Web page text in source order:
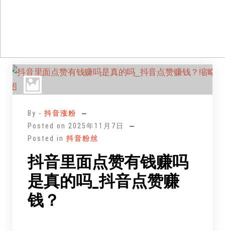
By - 抖音涨粉
Posted on 2025年11月7日
Posted in 抖音粉丝
抖音里面点赞有钱赚吗
是真的吗_抖音点赞赚
钱？